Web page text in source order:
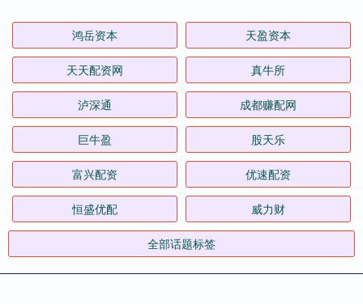
鸿岳资本 天盈资本
天天配资网 真牛所
泸深通 成都赚配网
巨牛盈 股天乐
富兴配资 优速配资
恒盛优配 威力财
全部话题标签